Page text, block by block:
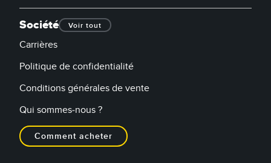
Société Voir tout
Carrières
Politique de confidentialité
Conditions générales de vente
Qui sommes-nous ?
Comment acheter